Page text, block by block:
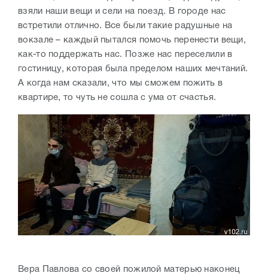
взяли наши вещи и сели на поезд. В городе нас
встретили отлично. Все были такие радушные на
вокзале – каждый пытался помочь перенести вещи,
как-то поддержать нас. Позже нас переселили в
гостиницу, которая была пределом наших мечтаний.
А когда нам сказали, что мы сможем пожить в
квартире, то чуть не сошла с ума от счастья.
Вера Павлова со своей пожилой матерью наконец